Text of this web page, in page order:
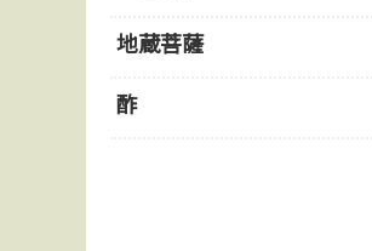
地蔵菩薩
酢